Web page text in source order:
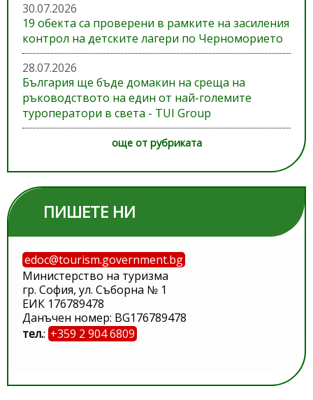
30.07.2026
19 обекта са проверени в рамките на засиления
контрол на детските лагери по Черноморието
28.07.2026
България ще бъде домакин на среща на
ръководството на един от най-големите
туроператори в света - TUI Group
още от рубриката
ПИШЕТЕ НИ
edoc@tourism.government.bg
Министерство на туризма
гр. София, ул. Съборна № 1
ЕИК 176789478
Данъчен номер: BG176789478
тел.: +359 2 904 6809